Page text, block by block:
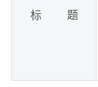
标 题